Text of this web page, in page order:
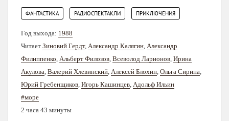
ФАНТАСТИКА РАДИОСПЕКТАКЛИ ПРИКЛЮЧЕНИЯ
Год выхода: 1988
Читает Зиновий Гердт, Александр Калягин Александр
Филиппенко Альберт Филозов Всеволод Ларионов Ирина
Акулова Валерий Хлевинский Алексей Блохин Ольга Сирина
Юрий Гребенщиков Игорь Кашинцев Адольф Ильин
#море
2 часа 43 минуты